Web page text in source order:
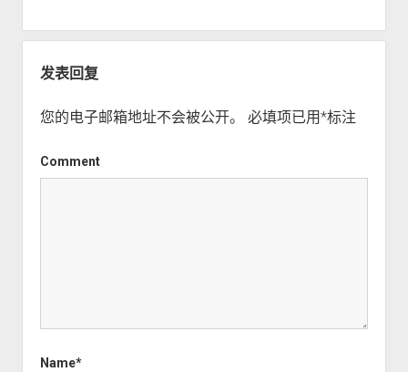
移动搜索
发表回复
您的电子邮箱地址不会被公开。 必填项已用*标注
Comment
Name*